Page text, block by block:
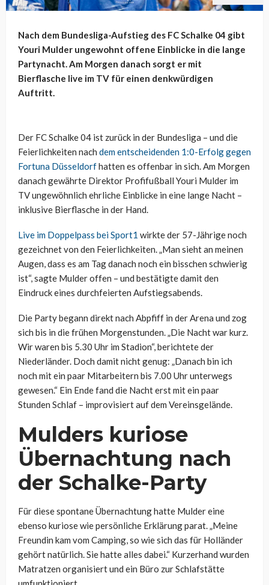
Nach dem Bundesliga-Aufstieg des FC Schalke 04 gibt
Youri Mulder ungewohnt offene Einblicke in die lange
Partynacht. Am Morgen danach sorgt er mit
Bierflasche live im TV für einen denkwürdigen
Auftritt.
Der FC Schalke 04 ist zurück in der Bundesliga – und die
Feierlichkeiten nach dem entscheidenden 1:0-Erfolg gegen
Fortuna Düsseldorfhatten es offenbar in sich. Am Morgen
danach gewährte Direktor Profifußball Youri Mulder im
TV ungewöhnlich ehrliche Einblicke in eine lange Nacht –
inklusive Bierflasche in der Hand.
Live im Doppelpass bei Sport1 wirkte der 57-Jährige noch
gezeichnet von den Feierlichkeiten. „Man sieht an meinen
Augen, dass es am Tag danach noch ein bisschen schwierig
ist“, sagte Mulder offen – und bestätigte damit den
Eindruck eines durchfeierten Aufstiegsabends.
Die Party begann direkt nach Abpfiff in der Arena und zog
sich bis in die frühen Morgenstunden. „Die Nacht war kurz.
Wir waren bis 5.30 Uhr im Stadion“, berichtete der
Niederländer. Doch damit nicht genug: „Danach bin ich
noch mit ein paar Mitarbeitern bis 7.00 Uhr unterwegs
gewesen.“ Ein Ende fand die Nacht erst mit ein paar
Stunden Schlaf – improvisiert auf dem Vereinsgelände.
Mulders kuriose
Übernachtung nach
der Schalke-Party
Für diese spontane Übernachtung hatte Mulder eine
ebenso kuriose wie persönliche Erklärung parat. „Meine
Freundin kam vom Camping, so wie sich das für Holländer
gehört natürlich. Sie hatte alles dabei.“ Kurzerhand wurden
Matratzen organisiert und ein Büro zur Schlafstätte